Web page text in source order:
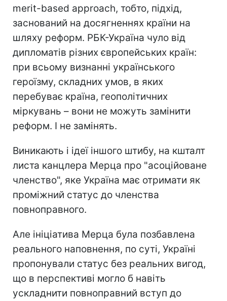
merit-based approach, тобто, підхід,
заснований на досягненнях країни на
шляху реформ. РБК-Україна чуло від
дипломатів різних європейських країн:
при всьому визнанні українського
героїзму, складних умов, в яких
перебуває країна, геополітичних
міркувань – вони не можуть замінити
реформ. І не замінять.
Виникають і ідеї іншого штибу, на кшталт
листа канцлера Мерца про "асоційоване
членство", яке Україна має отримати як
проміжний статус до членства
повноправного.
Але ініціатива Мерца була позбавлена
реального наповнення, по суті, Україні
пропонували статус без реальних вигод,
що в перспективі могло б навіть
ускладнити повноправний вступ до